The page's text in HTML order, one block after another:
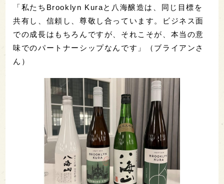
「私たちBrooklyn Kuraと八海醸造は、同じ目標を
共有し、信頼し、尊敬し合っています。ビジネス面
での成長はもちろんですが、それこそが、本当の意
味でのパートナーシップなんです」（ブライアンさ
ん）